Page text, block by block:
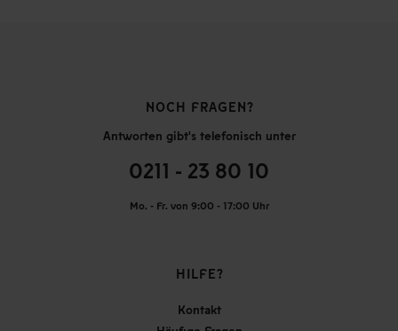
NOCH FRAGEN?
Antworten gibt's telefonisch unter
0211 - 23 80 10
Mo. - Fr. von 9:00 - 17:00 Uhr
HILFE?
Kontakt